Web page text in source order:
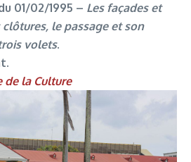
01/02/1995 – Les façades et
le passage et son
volets.
de la Culture